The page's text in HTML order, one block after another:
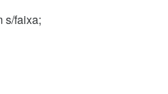
s/faixa;